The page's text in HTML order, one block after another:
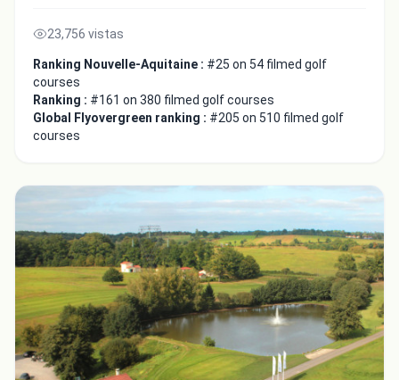
23,756 vistas
Ranking Nouvelle-Aquitaine : #25 on 54 filmed golf
courses
Ranking : #161 on 380 filmed golf courses
Global Flyovergreen ranking : #205 on 510 filmed golf
courses